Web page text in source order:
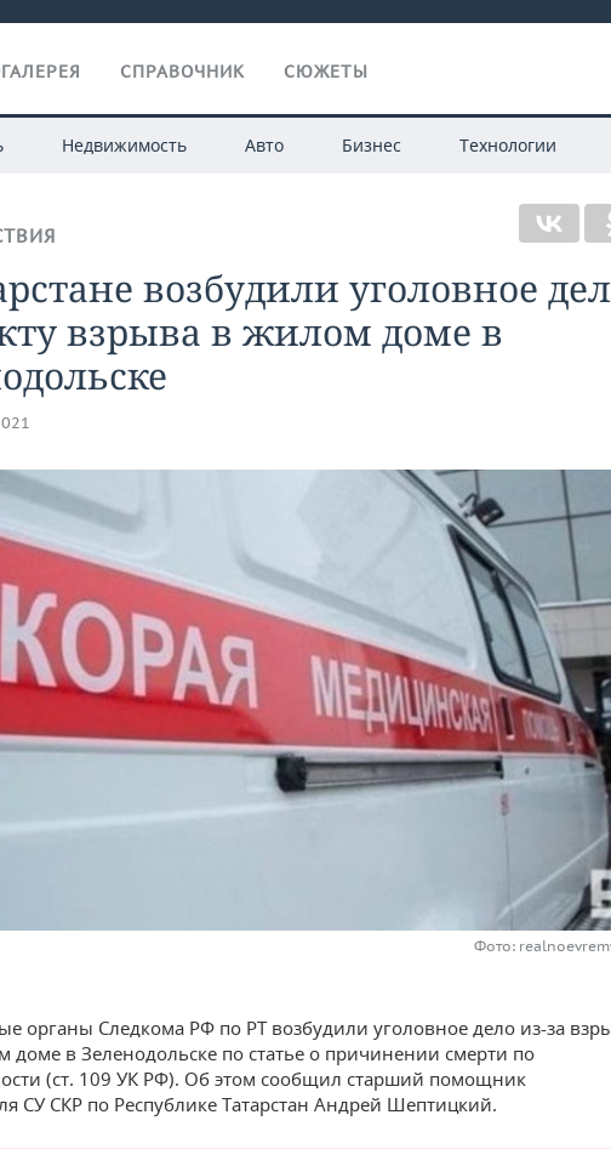
СПРАВОЧНИК СЮЖЕТЫ
Недвижимость Авто Бизнес Технологии
возбудили уголовное
взрыва в жилом доме в
Фото:
органы Следкома РФ по РТ возбудили уголовное дело из-за
доме в Зеленодольске по статье о причинении смерти по
(ст. 109 УК РФ). Об этом сообщил старший помощник
СУ СКР по Республике Татарстан Андрей Шептицкий.